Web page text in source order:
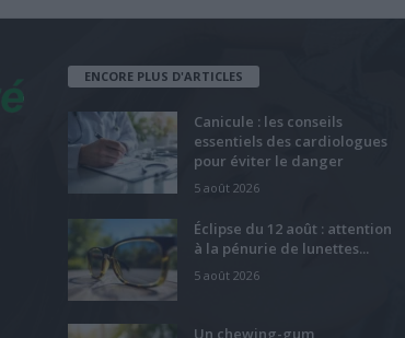
ENCORE PLUS D'ARTICLES
Canicule : les conseils
essentiels des cardiologues
pour éviter le danger
5 août 2026
Éclipse du 12 août : attention
à la pénurie de lunettes...
5 août 2026
Un chewing-gum